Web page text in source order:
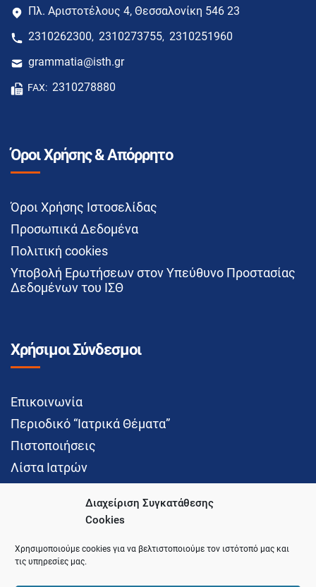
Διαχείριση Συγκατάθεσης
Cookies
Χρησιμοποιούμε cookies για να βελτιστοποιούμε τον ιστότοπό μας και
τις υπηρεσίες μας.
Πλ. Αριστοτέλους 4, Θεσσαλονίκη 546 23
2310262300, 2310273755, 2310251960
grammatia@isth.gr
FAX: 2310278880
Όροι Χρήσης & Απόρρητο
Όροι Χρήσης Ιστοσελίδας
Προσωπικά Δεδομένα
Πολιτική cookies
Υποβολή Ερωτήσεων στον Υπεύθυνο Προστασίας
Δεδομένων του ΙΣΘ
Χρήσιμοι Σύνδεσμοι
Επικοινωνία
Περιοδικό “Ιατρικά Θέματα”
Πιστοποιήσεις
Λίστα Ιατρών
Social Media